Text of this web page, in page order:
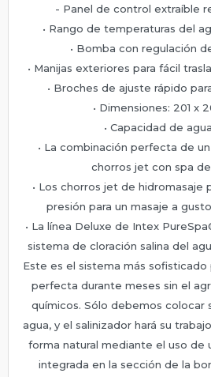
- Panel de control extraíble
• Rango de temperaturas del
• Bomba con regulación
• Manijas exteriores para fácil
• Broches de ajuste rápido
• Dimensiones: 201 x
• Capacidad de
• La combinación perfecta de
chorros jet con spa
• Los chorros jet de hidromasaje
presión para un masaje a
• La línea Deluxe de Intex
sistema de cloración salina del
Este es el sistema más sofisticado
perfecta durante meses sin el
químicos. Sólo debemos colocar
agua, y el salinizador hará su
forma natural mediante el uso de
integrada en la sección de la